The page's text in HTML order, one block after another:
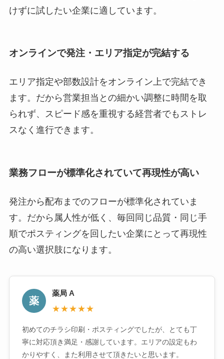
けずに試したい企業に適しています。
オンラインで発注・エリア指定が完結する
エリア指定や部数設計をオンライン上で完結でき
ます。だから営業担当との細かい調整に時間を取
られず、スピード感を重視する経営者でもストレ
スなく進行できます。
業務フローが標準化されていて再現性が高い
発注から配布までのフローが標準化されていま
す。だから属人性が低く、毎回同じ品質・同じ手
順でポスティングを回したい企業にとって再現性
の高い選択肢になります。
薬
薬局 A
★★★★★
初めてのチラシ印刷・ポスティングでしたが、とても丁
寧に対応頂き満足・感謝しています。エリアの設定もわ
かりやすく、また利用させて頂きたいと思います。